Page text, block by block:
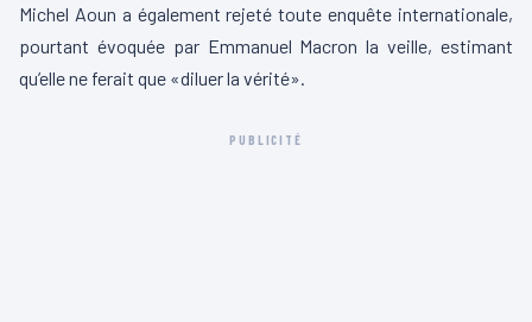
Michel Aoun a également rejeté toute enquête internationale,
pourtant évoquée par Emmanuel Macron la veille, estimant
qu’elle ne ferait que «diluer la vérité».
PUBLICITÉ